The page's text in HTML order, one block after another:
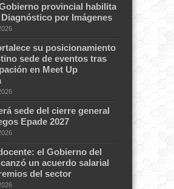
provincial habilita
Diagnóstico por Imágenes
su posicionamiento
sede de eventos tras
en Meet Up
sede del cierre general
Epade 2027
el Gobierno del
un acuerdo salarial
del sector